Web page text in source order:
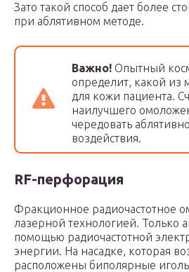
Зато такой способ дает более
при аблятивном методе.
Важно! Опытный
определит, какой из
для кожи пациента.
наилучшего
чередовать
воздействия.
RF-перфорация
Фракционное радиочастотное
лазерной технологией. Только
помощью радиочастотной
энергии. На насадке, которая
расположены биполярные